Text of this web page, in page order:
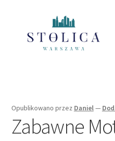
nawigacji
treści
Polityka Prywatności
Opublikowano przez Daniel —
Zabawne